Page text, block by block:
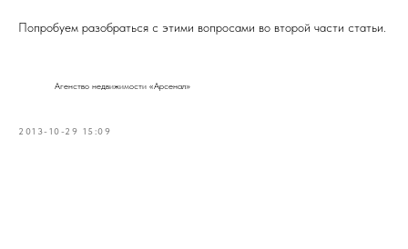
Попробуем разобраться с этими вопросами во второй части статьи.
Агенство недвижимости «Арсенал»
2013-10-29 15:09